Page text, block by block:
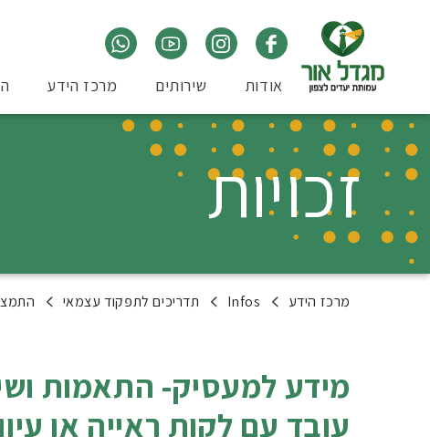
אודות שירותים מרכז הידע
זכויות
מרכז הידע Infos תדריכים לתפקוד עצמאי
מידע למעסיק- התאמות
עובד עם לקות ראייה או